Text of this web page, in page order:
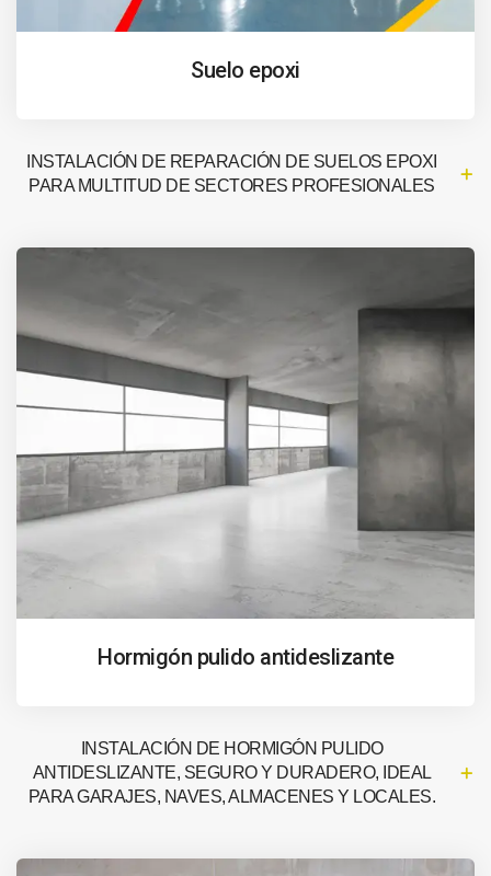
Suelo epoxi
INSTALACIÓN DE REPARACIÓN DE SUELOS EPOXI
PARA MULTITUD DE SECTORES PROFESIONALES
Hormigón pulido antideslizante
INSTALACIÓN DE HORMIGÓN PULIDO
ANTIDESLIZANTE, SEGURO Y DURADERO, IDEAL
PARA GARAJES, NAVES, ALMACENES Y LOCALES.